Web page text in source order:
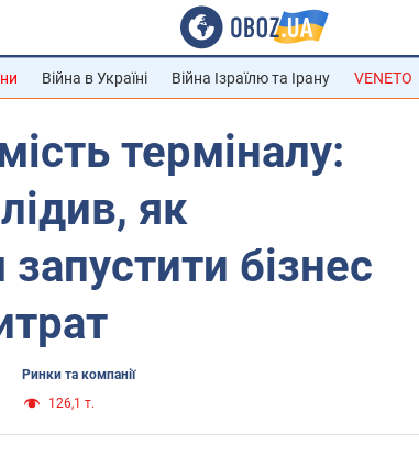
Війна в Україні Війна Ізраїлю та Ірану VENETO
терміналу:
як
бізнес
Ринки та компанії
126,1 т.